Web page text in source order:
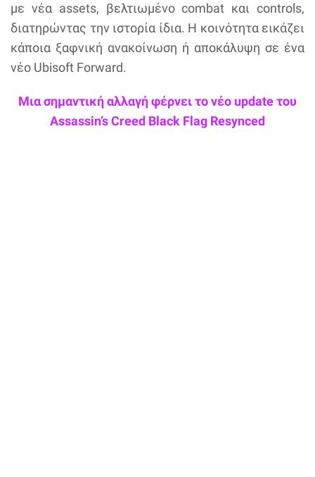
με νέα assets, βελτιωμένο combat και controls,
διατηρώντας την ιστορία ίδια. Η κοινότητα εικάζει
κάποια ξαφνική ανακοίνωση ή αποκάλυψη σε ένα
νέο Ubisoft Forward.
Μια σημαντική αλλαγή φέρνει το νέο update του
Assassin’s Creed Black Flag Resynced